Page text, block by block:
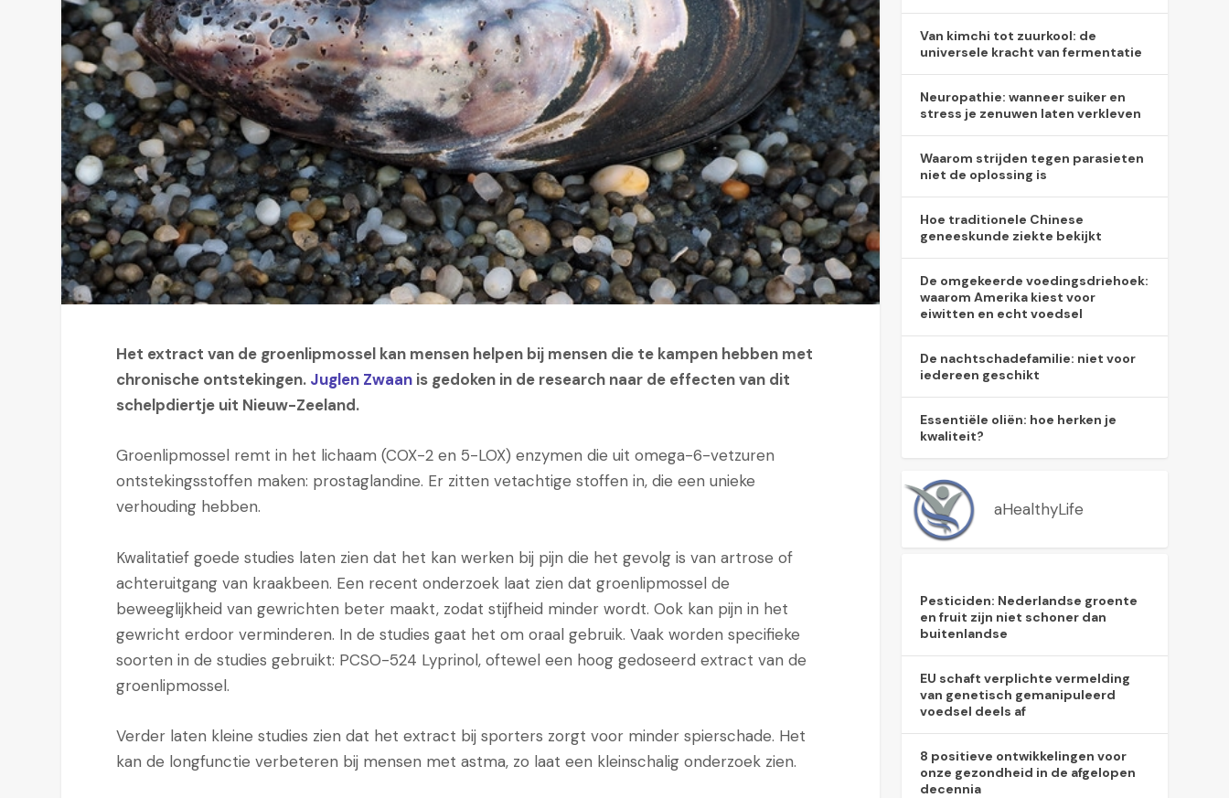
Het extract van de groenlipmossel kan mensen helpen bij mensen die te kampen hebben met
chronische ontstekingen. Juglen Zwaan is gedoken in de research naar de effecten van dit
schelpdiertje uit Nieuw-Zeeland.
Groenlipmossel remt in het lichaam (COX-2 en 5-LOX) enzymen die uit omega-6-vetzuren
ontstekingsstoffen maken: prostaglandine. Er zitten vetachtige stoffen in, die een unieke
verhouding hebben.
Kwalitatief goede studies laten zien dat het kan werken bij pijn die het gevolg is van artrose of
achteruitgang van kraakbeen. Een recent onderzoek laat zien dat groenlipmossel de
beweeglijkheid van gewrichten beter maakt, zodat stijfheid minder wordt. Ook kan pijn in het
gewricht erdoor verminderen. In de studies gaat het om oraal gebruik. Vaak worden specifieke
soorten in de studies gebruikt: PCSO-524 Lyprinol, oftewel een hoog gedoseerd extract van de
groenlipmossel.
Verder laten kleine studies zien dat het extract bij sporters zorgt voor minder spierschade. Het
kan de longfunctie verbeteren bij mensen met astma, zo laat een kleinschalig onderzoek zien.
Van kimchi tot zuurkool: de
universele kracht van fermentatie
Neuropathie: wanneer suiker en
stress je zenuwen laten verkleven
Waarom strijden tegen parasieten
niet de oplossing is
Hoe traditionele Chinese
geneeskunde ziekte bekijkt
De omgekeerde voedingsdriehoek:
waarom Amerika kiest voor
eiwitten en echt voedsel
De nachtschadefamilie: niet voor
iedereen geschikt
Essentiële oliën: hoe herken je
kwaliteit?
aHealthyLife
Pesticiden: Nederlandse groente
en fruit zijn niet schoner dan
buitenlandse
EU schaft verplichte vermelding
van genetisch gemanipuleerd
voedsel deels af
8 positieve ontwikkelingen voor
onze gezondheid in de afgelopen
decennia